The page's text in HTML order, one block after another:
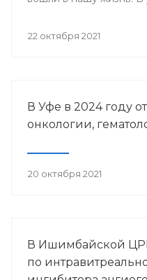
коронавирусной
22 октября 2021
В Уфе в 2024 году
онкологии,
20 октября 2021
В Ишимбайской
по